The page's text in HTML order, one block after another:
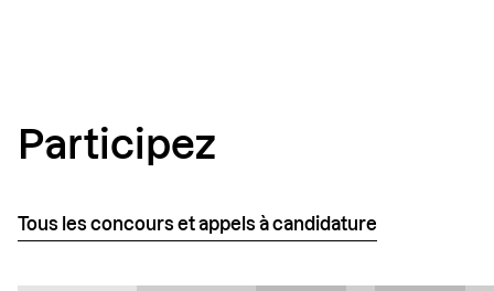
Participez
Tous les concours et appels à candidature